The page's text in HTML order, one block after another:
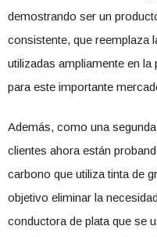
demostrando ser un
consistente, que reemplaza
utilizadas ampliamente en
para este importante
Además, como una
clientes ahora están
carbono que utiliza tinta de
objetivo eliminar la
conductora de plata que se